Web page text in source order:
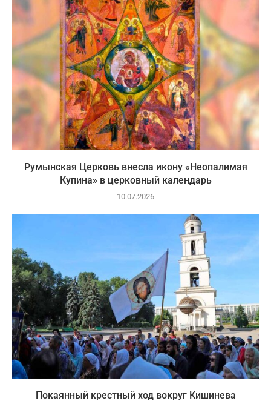
Румынская Церковь внесла икону «Неопалимая
Купина» в церковный календарь
10.07.2026
Покаянный крестный ход вокруг Кишинева